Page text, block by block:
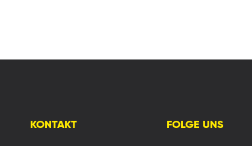
KONTAKT FOLGE UNS